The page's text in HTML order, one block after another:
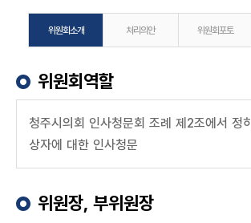
소
정
활
동
위
원
활
동
위원회소개 처리의안 위원회포토
위원회역할
청주시의회 인사청문회 조례 제2조에서 정
상자에 대한 인사청문
위원장, 부위원장